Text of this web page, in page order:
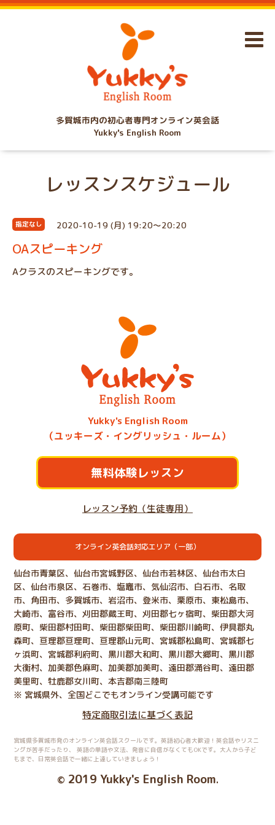
多賀城市内の初心者専門オンライン英会話
Yukky's English Room
レッスンスケジュール
指定なし 2020-10-19 (月) 19:20～20:20
OAスピーキング
Aクラスのスピーキングです。
Yukky's English Room
（ユッキーズ・イングリッシュ・ルーム）
無料体験レッスン
レッスン予約（生徒専用）
オンライン英会話対応エリア（一部）
仙台市青葉区、仙台市宮城野区、仙台市若林区、仙台市太白
区、仙台市泉区、石巻市、塩竈市、気仙沼市、白石市、名取
市、角田市、多賀城市、岩沼市、登米市、栗原市、東松島市、
大崎市、富谷市、刈田郡蔵王町、刈田郡七ヶ宿町、柴田郡大河
原町、柴田郡村田町、柴田郡柴田町、柴田郡川崎町、伊具郡丸
森町、亘理郡亘理町、亘理郡山元町、宮城郡松島町、宮城郡七
ヶ浜町、宮城郡利府町、黒川郡大和町、黒川郡大郷町、黒川郡
大衡村、加美郡色麻町、加美郡加美町、遠田郡涌谷町、遠田郡
美里町、牡鹿郡女川町、本吉郡南三陸町
※ 宮城県外、全国どこでもオンライン受講可能です
特定商取引法に基づく表記
宮城県多賀城市発のオンライン英会話スクールです。英語初心者大歓迎！英会話やリスニ
ングが苦手だったり、
英語の単語や文法、発音に自信がなくてもOKです。大人から子ど
もまで、日常英会話で一緒に上達していきましょう！
© 2019 Yukky's English Room.